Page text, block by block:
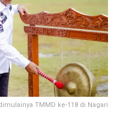
TMMD ke-118 di Nagari